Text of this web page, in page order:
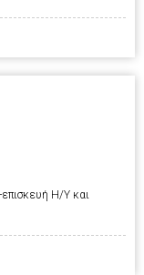
επισκευή Η/Υ και